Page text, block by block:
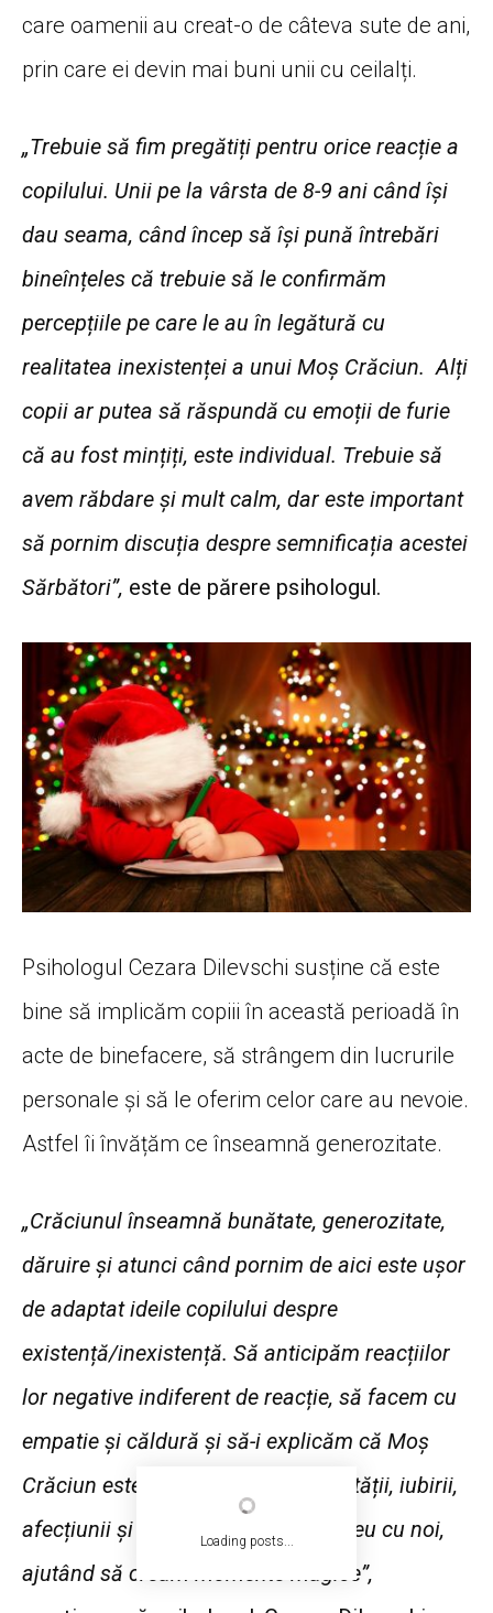
Loading posts...
care oamenii au creat-o de câteva sute de ani,
prin care ei devin mai buni unii cu ceilalți.
„Trebuie să fim pregătiți pentru orice reacție a
copilului. Unii pe la vârsta de 8-9 ani când își
dau seama, când încep să își pună întrebări
bineînțeles că trebuie să le confirmăm
percepțiile pe care le au în legătură cu
realitatea inexistenței a unui Moș Crăciun. Alți
copii ar putea să răspundă cu emoții de furie
că au fost mințiți, este individual. Trebuie să
avem răbdare și mult calm, dar este important
să pornim discuția despre semnificația acestei
Sărbători”, este de părere psihologul.
Psihologul Cezara Dilevschi susține că este
bine să implicăm copiii în această perioadă în
acte de binefacere, să strângem din lucrurile
personale și să le oferim celor care au nevoie.
Astfel îi învățăm ce înseamnă generozitate.
„Crăciunul înseamnă bunătate, generozitate,
dăruire și atunci când pornim de aici este ușor
de adaptat ideile copilului despre
existență/inexistență. Să anticipăm reacțiilor
lor negative indiferent de reacție, să facem cu
empatie și căldură și să-i explicăm că Moș
Crăciun este un simbol al generozității, iubirii,
afecțiunii și spiritul lui poate fi mereu cu noi,
ajutând să cream momente magice”,